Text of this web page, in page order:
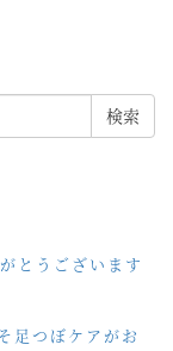
とうございます
足つぼケアがお